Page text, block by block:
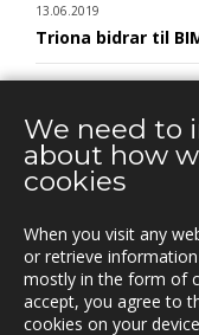
13.06.2019
Triona bidrar til
10.06.2019
Fleetech medlem i
04.06.2019
Samarbeid for
14.05.2019
Siljan inn i Lasset
09.05.2019
We need to
about how
cookies
When you visit any
or retrieve
mostly in the form of
accept, you agree to
cookies on your